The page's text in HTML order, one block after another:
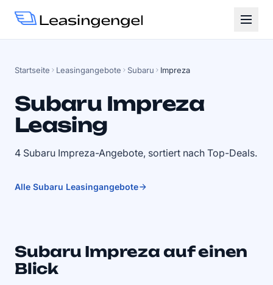
Startseite Leasingangebote Subaru Impreza
Subaru Impreza
Leasing
4 Subaru Impreza-Angebote, sortiert nach Top-Deals.
Alle Subaru Leasingangebote
Subaru Impreza auf einen
Blick